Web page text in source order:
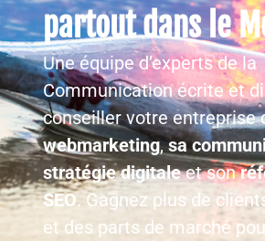
partout dans le
Une équipe d’experts de la
Communication écrite et
conseiller votre entreprise
webmarketing,sa
stratégie digitaleet son
SEO. Gagnez plus de
et des parts de marché